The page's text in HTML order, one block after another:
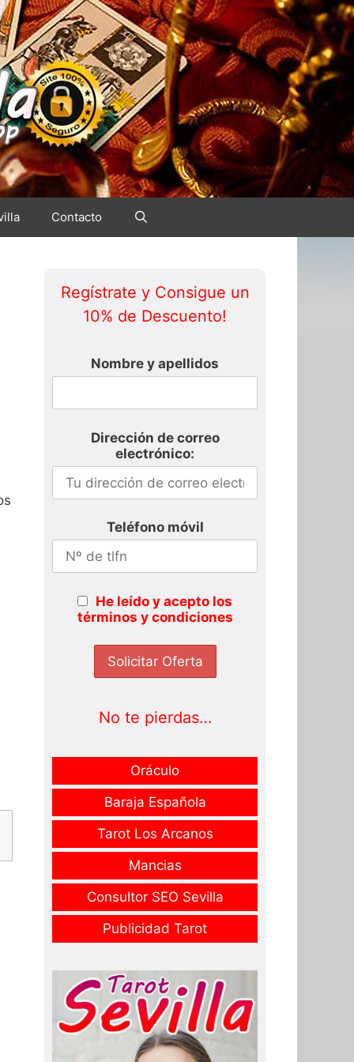
Contacto
Regístrate y Consigue un
10% de Descuento!
Nombre y apellidos
Dirección de correo
electrónico:
Teléfono móvil
He leído y acepto los
términos y condiciones
No te pierdas…
Oráculo
Baraja Española
Tarot Los Arcanos
Mancias
Consultor SEO Sevilla
Publicidad Tarot